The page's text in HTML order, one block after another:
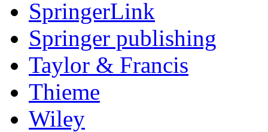
SpringerLink
Springer publishing
Taylor & Francis
Thieme
Wiley